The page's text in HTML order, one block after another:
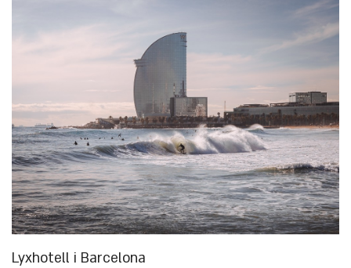
Lyxhotell i Barcelona